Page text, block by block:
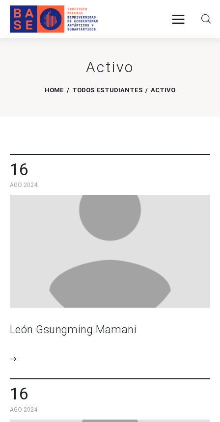
Activo
HOME TODOS ESTUDIANTES ACTIVO
SOMOS
CONTACTO
16
AGO 2024
León Gsungming Mamani
16
AGO 2024